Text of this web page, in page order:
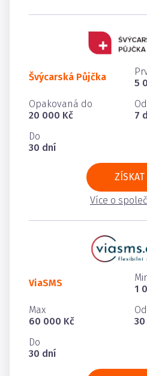
Švýcarská Půjčka
5
Opakovaná do
20 000 Kč
Od
7
Do
30 dní
ZÍSKAT
Více o
ViaSMS
1
Max
60 000 Kč
Od
Do
30 dní